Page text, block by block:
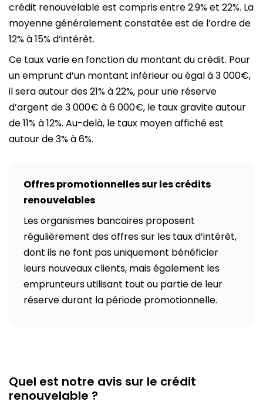
crédit renouvelable est compris entre 2.9% et 22%. La
moyenne généralement constatée est de l’ordre de
12% à 15% d’intérêt.
Ce taux varie en fonction du montant du crédit. Pour
un emprunt d’un montant inférieur ou égal à 3 000€,
il sera autour des 21% à 22%, pour une réserve
d’argent de 3 000€ à 6 000€, le taux gravite autour
de 11% à 12%. Au-delà, le taux moyen affiché est
autour de 3% à 6%.
Offres promotionnelles sur les crédits
renouvelables
Les organismes bancaires proposent
régulièrement des offres sur les taux d’intérêt,
dont ils ne font pas uniquement bénéficier
leurs nouveaux clients, mais également les
emprunteurs utilisant tout ou partie de leur
réserve durant la période promotionnelle.
Quel est notre avis sur le crédit
renouvelable ?